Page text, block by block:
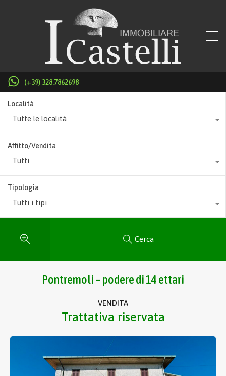
(+39) 328.7862698
Località
Tutte le località
Affitto/Vendita
Tutti
Tipologia
Tutti i tipi
Cerca
Pontremoli – podere di 14 ettari
VENDITA
Trattativa riservata